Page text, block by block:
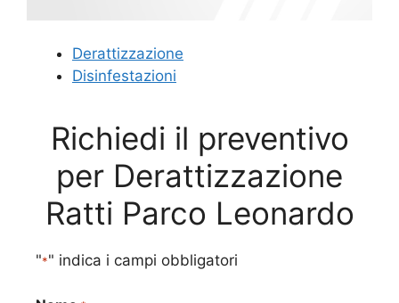
Derattizzazione
Disinfestazioni
Richiedi il preventivo
per Derattizzazione
Ratti Parco Leonardo
"*" indica i campi obbligatori